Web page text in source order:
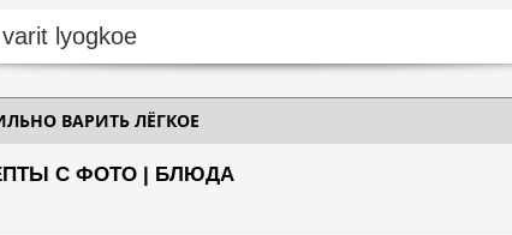
ВАРИТЬ ЛЁГКОЕ
С ФОТО | БЛЮДА